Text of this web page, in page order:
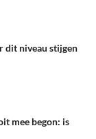
dit niveau stijgen
mee begon: is